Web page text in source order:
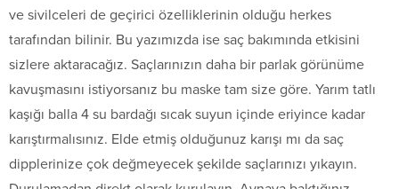
ve sivilceleri de geçirici özelliklerinin olduğu herkes
tarafından bilinir. Bu yazımızda ise saç bakımında etkisini
sizlere aktaracağız. Saçlarınızın daha bir parlak görünüme
kavuşmasını istiyorsanız bu maske tam size göre. Yarım tatlı
kaşığı balla 4 su bardağı sıcak suyun içinde eriyince kadar
karıştırmalısınız. Elde etmiş olduğunuz karışı mı da saç
dipplerinize çok değmeyecek şekilde saçlarınızı yıkayın.